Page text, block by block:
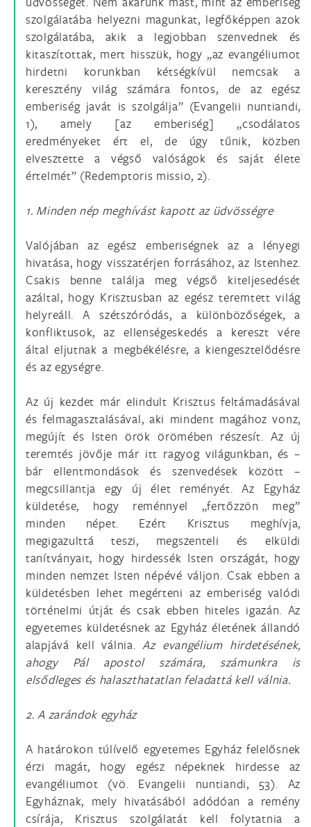
szolgálatába helyezni magunkat, legfőképpen azok
szolgálatába, akik a legjobban szenvednek és
kitaszítottak, mert hisszük, hogy „az evangéliumot
hirdetni korunkban kétségkívül nemcsak a
keresztény világ számára fontos, de az egész
emberiség javát is szolgálja” (Evangelii nuntiandi,
1), amely [az emberiség] „csodálatos
eredményeket ért el, de úgy tűnik, közben
elvesztette a végső valóságok és saját élete
értelmét” (Redemptoris missio, 2).
1. Minden nép meghívást kapott az üdvösségre
Valójában az egész emberiségnek az a lényegi
hivatása, hogy visszatérjen forrásához, az Istenhez.
Csakis benne találja meg végső kiteljesedését
azáltal, hogy Krisztusban az egész teremtett világ
helyreáll. A szétszóródás, a különbözőségek, a
konfliktusok, az ellenségeskedés a kereszt vére
által eljutnak a megbékélésre, a kiengesztelődésre
és az egységre.
Az új kezdet már elindult Krisztus feltámadásával
és felmagasztalásával, aki mindent magához vonz,
megújít és Isten örök örömében részesít. Az új
teremtés jövője már itt ragyog világunkban, és –
bár ellentmondások és szenvedések között –
megcsillantja egy új élet reményét. Az Egyház
küldetése, hogy reménnyel „fertőzzön meg”
minden népet. Ezért Krisztus meghívja,
megigazulttá teszi, megszenteli és elküldi
tanítványait, hogy hirdessék Isten országát, hogy
minden nemzet Isten népévé váljon. Csak ebben a
küldetésben lehet megérteni az emberiség valódi
történelmi útját és csak ebben hiteles igazán. Az
egyetemes küldetésnek az Egyház életének állandó
alapjává kell válnia.Az evangélium hirdetésének,
ahogy Pál apostol számára, számunkra is
elsődleges és halaszthatatlan feladattá kell válnia.
2. A zarándok egyház
A határokon túlívelő egyetemes Egyház felelősnek
érzi magát, hogy egész népeknek hirdesse az
evangéliumot (vö. Evangelii nuntiandi, 53). Az
Egyháznak, mely hivatásából adódóan a remény
csírája, Krisztus szolgálatát kell folytatnia a